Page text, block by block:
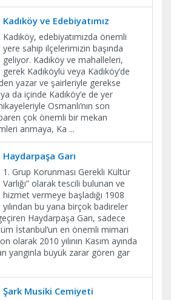
Kadıköy ve Edebiyatımız
Kadıköy, edebiyatımızda önemli
yere sahip ilçelerimizin başında
geliyor. Kadıköy ve mahalleleri,
gerek Kadıköylü veya Kadıköy’de
yazar ve şairleriyle gerekse
da içinde Kadıköy’e de yer
Osmanlı’nın son
çok önemli bir mekan
anmaya, Ka ...
Haydarpaşa Garı
1. Grup Korunması Gerekli Kültür
Varlığı” olarak tescili bulunan ve
hizmet vermeye başladığı 1908
yılından bu yana birçok badireler
Haydarpaşa Garı, sadece
İstanbul’un en önemli mimari
olarak 2010 yılının Kasım ayında
yangınla büyük zarar gören gar
Şark Musiki Cemiyeti